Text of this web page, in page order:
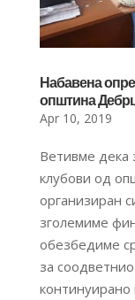
Набавена
општина
Apr 10, 2019
Ветивме дека
клубови од
организиран
зголемиме
обезбедиме
за
континуирано